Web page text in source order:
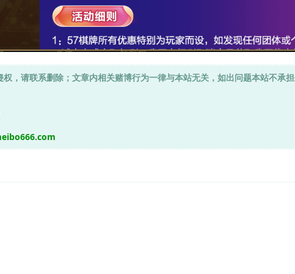
，请联系删除；文章内相关赌博行为一律与本站无关，如出问题本站不承